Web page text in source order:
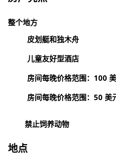
整个地方
皮划艇和独木舟
儿童友好型酒店
房间每晚价格范围：100
房间每晚价格范围：50 美
禁止饲养动物
地点